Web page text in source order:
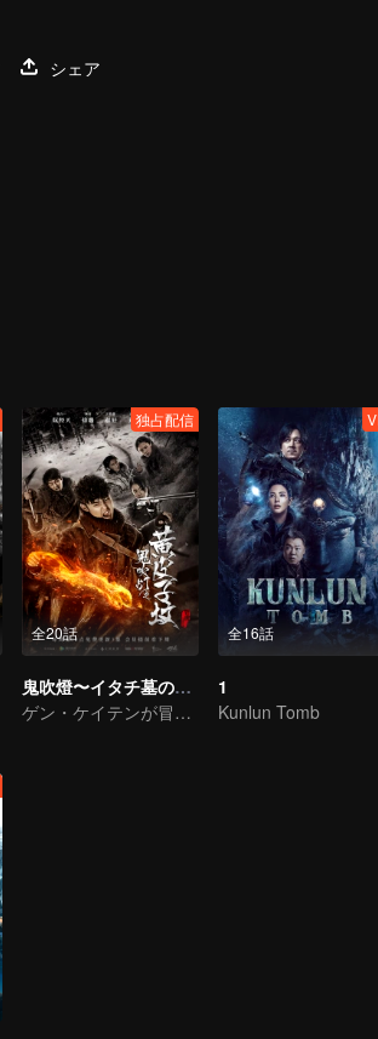
シェア
全20話
独占配信
鬼吹燈〜イタチ墓の呪い〜
ゲン・ケイテンが冒険団と危険地で生存を求め
全16話
1
Kunlun Tomb